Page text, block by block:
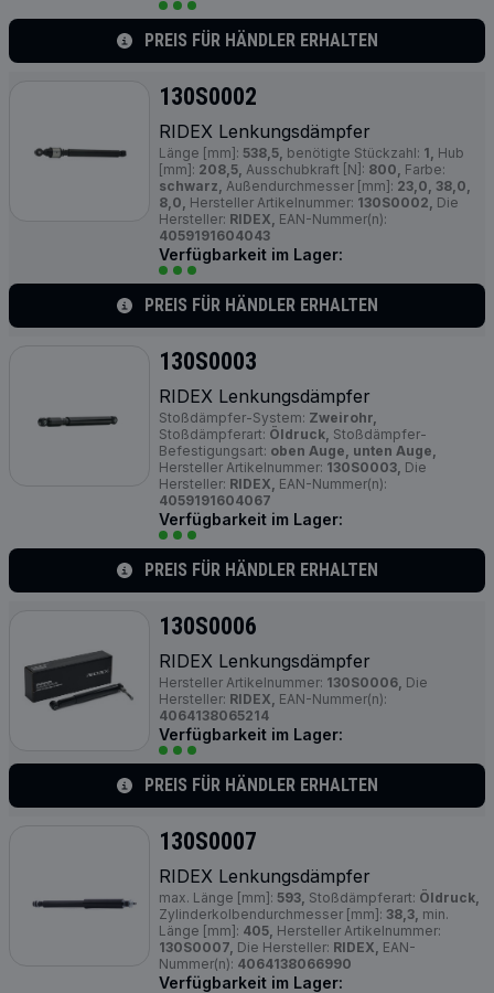
PREIS FÜR HÄNDLER ERHALTEN
130S0002
RIDEX Lenkungsdämpfer
Länge [mm]: 538,5, benötigte Stückzahl: 1, Hub
[mm]: 208,5, Ausschubkraft [N]: 800, Farbe:
schwarz, Außendurchmesser [mm]: 23,0, 38,0,
8,0, Hersteller Artikelnummer: 130S0002, Die
Hersteller: RIDEX, EAN-Nummer(n):
4059191604043
Verfügbarkeit im Lager:
PREIS FÜR HÄNDLER ERHALTEN
130S0003
RIDEX Lenkungsdämpfer
Stoßdämpfer-System: Zweirohr,
Stoßdämpferart: Öldruck, Stoßdämpfer-
Befestigungsart: oben Auge, unten Auge,
Hersteller Artikelnummer: 130S0003, Die
Hersteller: RIDEX, EAN-Nummer(n):
4059191604067
Verfügbarkeit im Lager:
PREIS FÜR HÄNDLER ERHALTEN
130S0006
RIDEX Lenkungsdämpfer
Hersteller Artikelnummer: 130S0006, Die
Hersteller: RIDEX, EAN-Nummer(n):
4064138065214
Verfügbarkeit im Lager:
PREIS FÜR HÄNDLER ERHALTEN
130S0007
RIDEX Lenkungsdämpfer
max. Länge [mm]: 593, Stoßdämpferart: Öldruck,
Zylinderkolbendurchmesser [mm]: 38,3, min.
Länge [mm]: 405, Hersteller Artikelnummer:
130S0007, Die Hersteller: RIDEX, EAN-
Nummer(n): 4064138066990
Verfügbarkeit im Lager: